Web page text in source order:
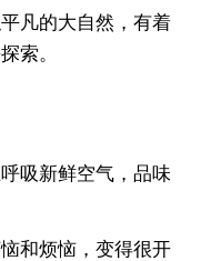
凡的大自然，有着
索。
吸新鲜空气，品味
和烦恼，变得很开